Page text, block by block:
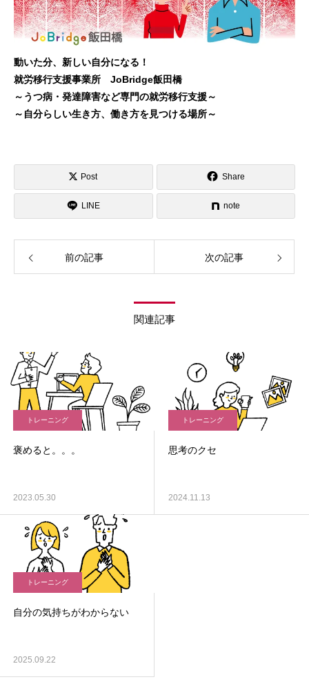
動いた分、新しい自分になる！
就労移行支援事業所 JoBridge飯田橋
～うつ病・発達障害など専門の就労移行支援～
～自分らしい生き方、働き方を見つける場所～
Post Share
LINE note
前の記事 次の記事
関連記事
トレーニング
褒めると。。。
2023.05.30
トレーニング
思考のクセ
2024.11.13
トレーニング
自分の気持ちがわからない
2025.09.22